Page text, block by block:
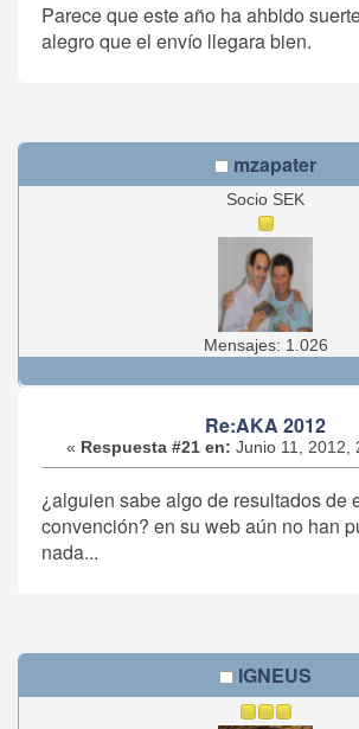
Parece que este año ha ahbido
alegro que el envío llegara bien.
mzapater
Socio SEK
Mensajes: 1.026
Re:AKA 2012
« Respuesta #21 en: Junio 11, 2012,
¿alguien sabe algo de resultados de
convención? en su web aún no han
nada...
IGNEUS